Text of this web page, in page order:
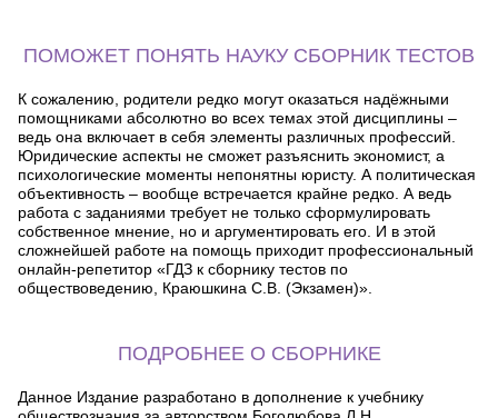
ПОМОЖЕТ ПОНЯТЬ НАУКУ СБОРНИК ТЕСТОВ
К сожалению, родители редко могут оказаться надёжными
помощниками абсолютно во всех темах этой дисциплины –
ведь она включает в себя элементы различных профессий.
Юридические аспекты не сможет разъяснить экономист, а
психологические моменты непонятны юристу. А политическая
объективность – вообще встречается крайне редко. А ведь
работа с заданиями требует не только сформулировать
собственное мнение, но и аргументировать его. И в этой
сложнейшей работе на помощь приходит профессиональный
онлайн-репетитор «ГДЗ к сборнику тестов по
обществоведению, Краюшкина С.В. (Экзамен)».
ПОДРОБНЕЕ О СБОРНИКЕ
Данное Издание разработано в дополнение к учебнику